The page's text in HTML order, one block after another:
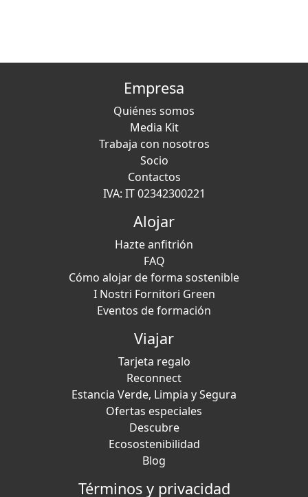
Empresa
Quiénes somos
Media Kit
Trabaja con nosotros
Socio
Contactos
IVA: IT 02342300221
Alojar
Hazte anfitrión
FAQ
Cómo alojar de forma sostenible
I Nostri Fornitori Green
Eventos de formación
Viajar
Tarjeta regalo
Reconnect
Estancia Verde, Limpia y Segura
Ofertas especiales
Descubre
Ecosostenibilidad
Blog
Términos y privacidad